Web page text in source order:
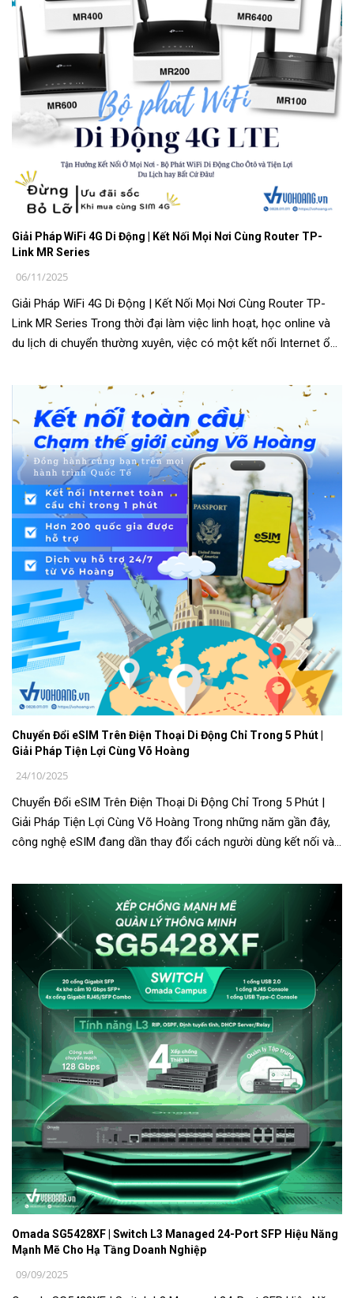
Giải Pháp WiFi 4G Di Động | Kết Nối Mọi Nơi Cùng Router TP-
Link MR Series
06/11/2025
Giải Pháp WiFi 4G Di Động | Kết Nối Mọi Nơi Cùng Router TP-
Link MR Series Trong thời đại làm việc linh hoạt, học online và
du lịch di chuyển thường xuyên, việc có một kết nối Internet ổn
Chuyển Đổi eSIM Trên Điện Thoại Di Động Chỉ Trong 5 Phút |
Giải Pháp Tiện Lợi Cùng Võ Hoàng
24/10/2025
Chuyển Đổi eSIM Trên Điện Thoại Di Động Chỉ Trong 5 Phút |
Giải Pháp Tiện Lợi Cùng Võ Hoàng Trong những năm gần đây,
công nghệ eSIM đang dần thay đổi cách người dùng kết nối và
Omada SG5428XF | Switch L3 Managed 24-Port SFP Hiệu Năng
Mạnh Mẽ Cho Hạ Tầng Doanh Nghiệp
09/09/2025